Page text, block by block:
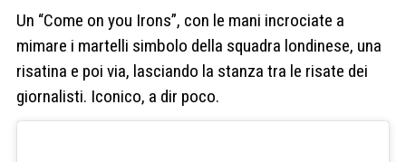
Un “Come on you Irons”, con le mani incrociate a
mimare i martelli simbolo della squadra londinese, una
risatina e poi via, lasciando la stanza tra le risate dei
giornalisti. Iconico, a dir poco.